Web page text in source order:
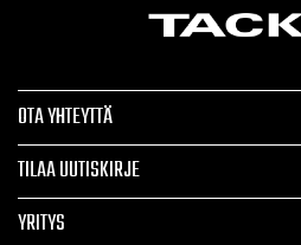
OTA YHTEYTTÄ
TILAA UUTISKIRJE
YRITYS